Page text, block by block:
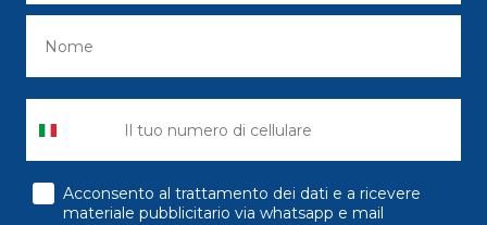
consenso
Acconsento al trattamento dei dati e a ricevere
materiale pubblicitario via whatsapp e mail